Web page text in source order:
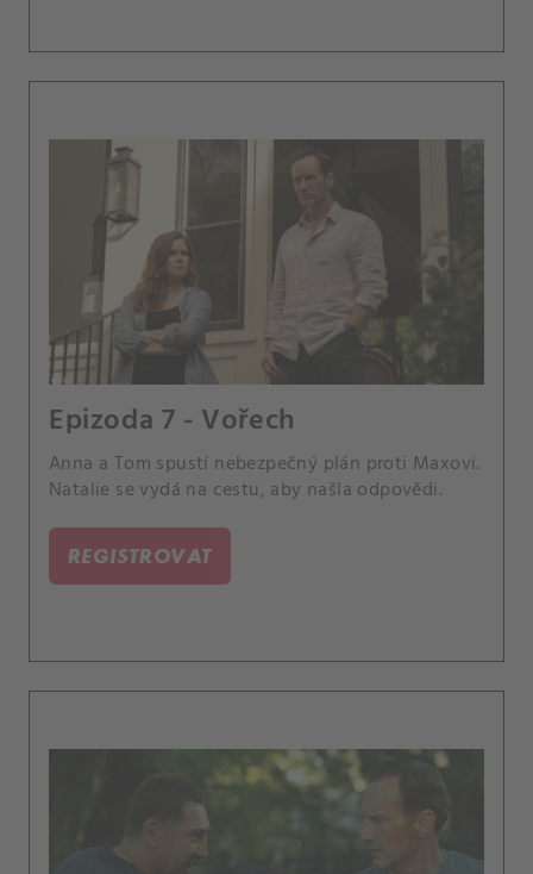
Epizoda 7 - Vořech
Anna a Tom spustí nebezpečný plán proti Maxovi.
Natalie se vydá na cestu, aby našla odpovědi.
REGISTROVAT